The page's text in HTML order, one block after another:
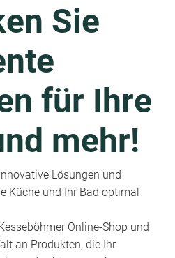
Sie
für Ihre
mehr!
Lösungen und
Küche und Ihr Bad optimal
Online-Shop und
an Produkten, die Ihr